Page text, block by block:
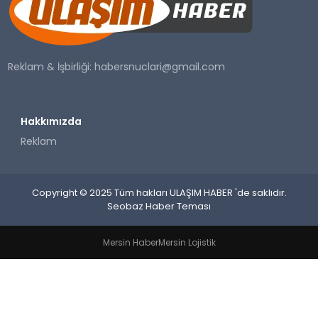
SAĞLIK
YAŞAM
Reklam & İşbirliği:habersnuclari@gmail.com
Hakkımızda
Reklam
Copyright © 2025 Tüm hakları ULAŞIM HABER 'de saklıdır.
Seobaz Haber Teması
Mersin HaberMersin Lojistik